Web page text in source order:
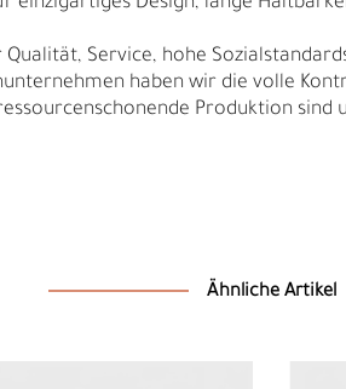
Service, hohe
haben wir die volle
Produktion sind
Ähnliche Artikel